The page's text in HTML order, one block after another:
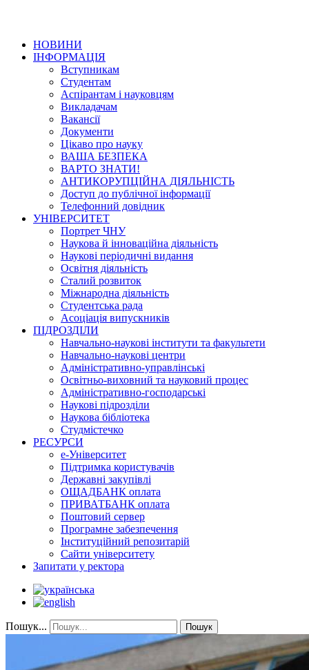
НОВИНИ
ІНФОРМАЦІЯ
Вступникам
Студентам
Аспірантам і науковцям
Викладачам
Вакансії
Документи
Цікаво про науку
ВАША БЕЗПЕКА
ВАРТО ЗНАТИ!
АНТИКОРУПЦІЙНА ДІЯЛЬНІСТЬ
Доступ до публічної інформації
Телефонний довідник
УНІВЕРСИТЕТ
Портрет ЧНУ
Наукова й інноваційна діяльність
Наукові періодичні видання
Освітня діяльність
Сталий розвиток
Міжнародна діяльність
Студентська рада
Асоціація випускників
ПІДРОЗДІЛИ
Навчально-наукові інститути та факультети
Навчально-наукові центри
Адміністративно-управлінські
Освітньо-виховний та науковий процес
Адміністративно-господарські
Наукові підрозділи
Наукова бібліотека
Студмістечко
РЕСУРСИ
е-Університет
Підтримка користувачів
Державні закупівлі
ОЩАДБАНК оплата
ПРИВАТБАНК оплата
Поштовий сервер
Програмне забезпечення
Інституційний репозитарій
Сайти університету
Запитати у ректора
Пошук... Пошук